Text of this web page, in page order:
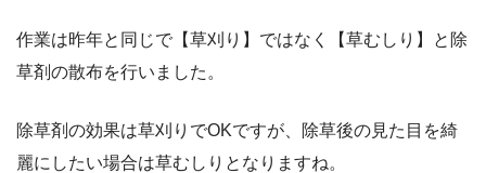
作業は昨年と同じで【草刈り】ではなく【草むしり】と除
草剤の散布を行いました。
除草剤の効果は草刈りでOKですが、除草後の見た目を綺
麗にしたい場合は草むしりとなりますね。